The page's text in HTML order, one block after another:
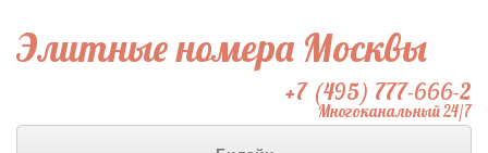
Элитные номера Москвы
+7 (495) 777-666-2
Многоканальный 24/7